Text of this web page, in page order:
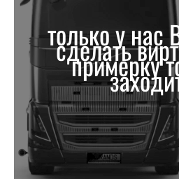
только у
сделать
примерку